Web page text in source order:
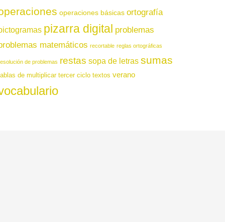
operaciones básicas ortografía
pizarra digital problemas
matemáticos recortable reglas ortográficas
de problemas restas sopa de letras sumas
de multiplicar tercer ciclo textos verano